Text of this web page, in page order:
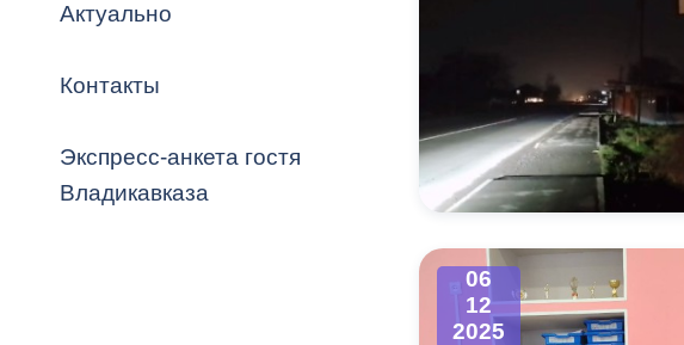
ОРВ и экспертиза НПА
Оценка деятельности органов
местного самоуправления
Открытые данные
Актуально
Контакты
Экспресс-анкета гостя
Владикавказа
06
12
2025